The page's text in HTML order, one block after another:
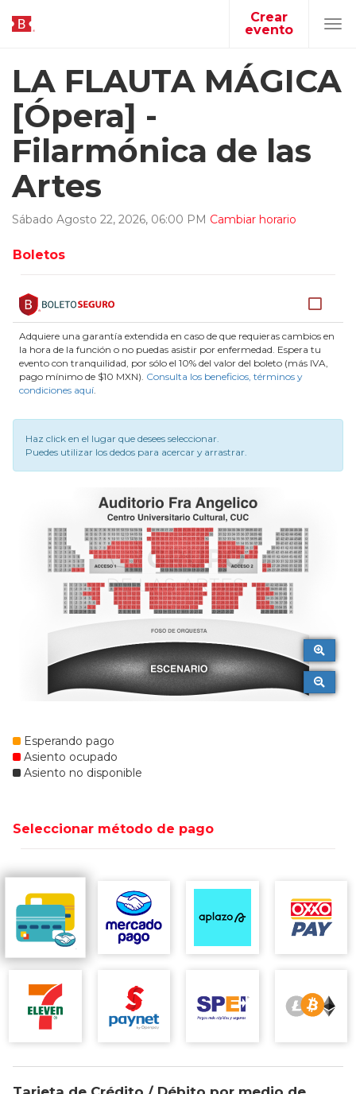
Crear
evento
LA FLAUTA MÁGICA
[Ópera] -
Filarmónica de las
Artes
Sábado Agosto 22, 2026, 06:00 PM Cambiar horario
Boletos
Adquiere una garantía extendida en caso de que requieras cambios en
la hora de la función o no puedas asistir por enfermedad. Espera tu
evento con tranquilidad, por sólo el 10% del valor del boleto (más IVA,
pago mínimo de $10 MXN). Consulta los beneficios, términos y
condiciones aquí.
Haz click en el lugar que desees seleccionar.
Puedes utilizar los dedos para acercar y arrastrar.
Esperando pago
Asiento ocupado
Asiento no disponible
Seleccionar método de pago